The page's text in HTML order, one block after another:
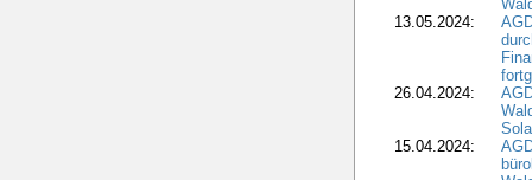
13.05.2024:
26.04.2024:
15.04.2024: